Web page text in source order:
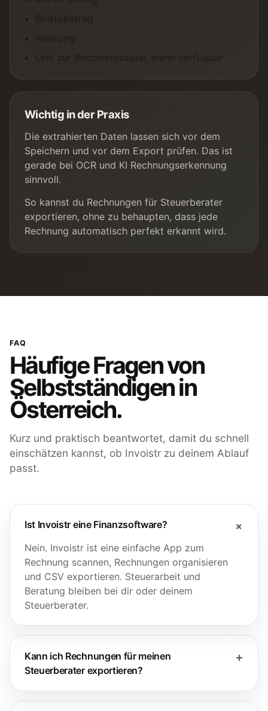
Wichtig in der Praxis
Die extrahierten Daten lassen sich vor dem
Speichern und vor dem Export prüfen. Das ist
gerade bei OCR und KI Rechnungserkennung
sinnvoll.
So kannst du Rechnungen für Steuerberater
exportieren, ohne zu behaupten, dass jede
Rechnung automatisch perfekt erkannt wird.
FAQ
Häufige Fragen von
Selbstständigen in
Österreich.
Kurz und praktisch beantwortet, damit du schnell
einschätzen kannst, ob Invoistr zu deinem Ablauf
passt.
Ist Invoistr eine Finanzsoftware?
Nein. Invoistr ist eine einfache App zum
Rechnung scannen, Rechnungen organisieren
und CSV exportieren. Steuerarbeit und
Beratung bleiben bei dir oder deinem
Steuerberater.
Kann ich Rechnungen für meinen
Steuerberater exportieren?